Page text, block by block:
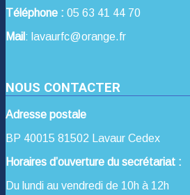
Téléphone : 05 63 41 44 70
Mail : lavaurfc@orange.fr
NOUS CONTACTER
Adresse postale
BP 40015 81502 Lavaur Cedex
Horaires d’ouverture du secrétariat :
Du lundi au vendredi de 10h à 12h